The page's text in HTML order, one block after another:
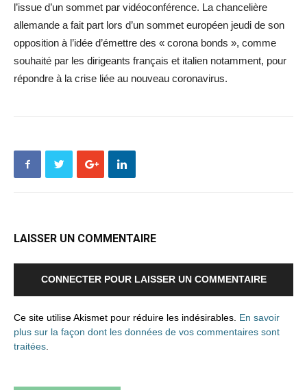
l’issue d’un sommet par vidéoconférence. La chancelière
allemande a fait part lors d’un sommet européen jeudi de son
opposition à l’idée d’émettre des « corona bonds », comme
souhaité par les dirigeants français et italien notamment, pour
répondre à la crise liée au nouveau coronavirus.
LAISSER UN COMMENTAIRE
CONNECTER POUR LAISSER UN COMMENTAIRE
Ce site utilise Akismet pour réduire les indésirables. En savoir
plus sur la façon dont les données de vos commentaires sont
traitées